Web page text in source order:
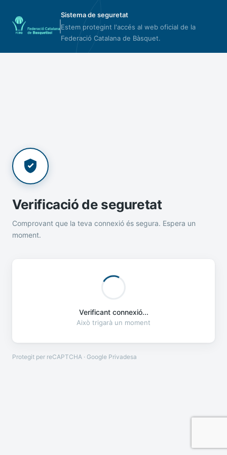
Sistema de seguretat
Estem protegint l'accés al web oficial de la
Federació Catalana de Bàsquet.
Verificació de seguretat
Comprovant que la teva connexió és segura. Espera un
moment.
Verificant connexió...
Això trigarà un moment
Protegit per reCAPTCHA · Google Privadesa